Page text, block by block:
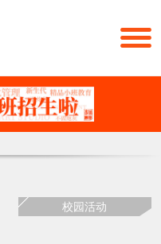
校园活动